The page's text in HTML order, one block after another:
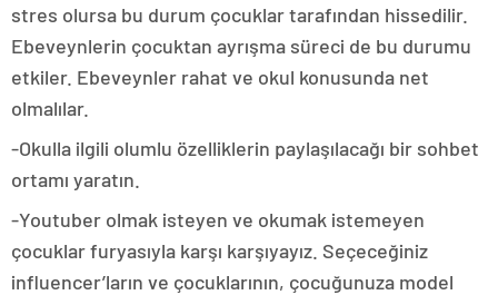
stres olursa bu durum çocuklar tarafından hissedilir.
Ebeveynlerin çocuktan ayrışma süreci de bu durumu
etkiler. Ebeveynler rahat ve okul konusunda net
olmalılar.
-Okulla ilgili olumlu özelliklerin paylaşılacağı bir sohbet
ortamı yaratın.
-Youtuber olmak isteyen ve okumak istemeyen
çocuklar furyasıyla karşı karşıyayız. Seçeceğiniz
influencer’ların ve çocuklarının, çocuğunuza model